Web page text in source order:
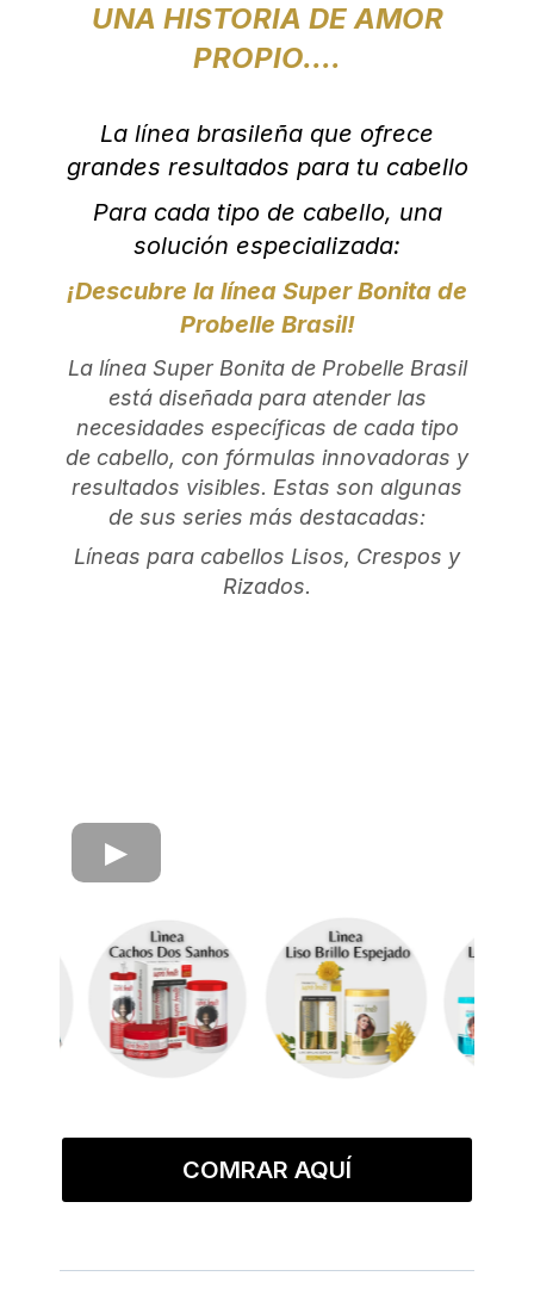
UNA HISTORIA DE AMOR
PROPIO....
La línea brasileña que ofrece
grandes resultados para tu cabello
Para cada tipo de cabello, una
solución especializada:
¡Descubre la línea Super Bonita de
Probelle Brasil!
La línea Super Bonita de Probelle Brasil
está diseñada para atender las
necesidades específicas de cada tipo
de cabello, con fórmulas innovadoras y
resultados visibles. Estas son algunas
de sus series más destacadas:
Líneas para cabellos Lisos, Crespos y
Rizados.
COMRAR AQUÍ